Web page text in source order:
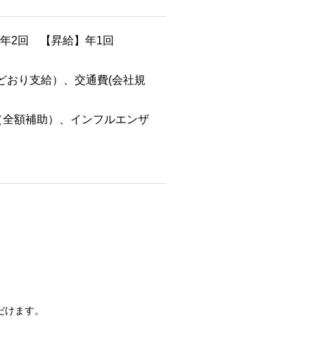
2回 【昇給】年1回
おり支給）、交通費(会社規
額補助）、インフルエンザ
ます。